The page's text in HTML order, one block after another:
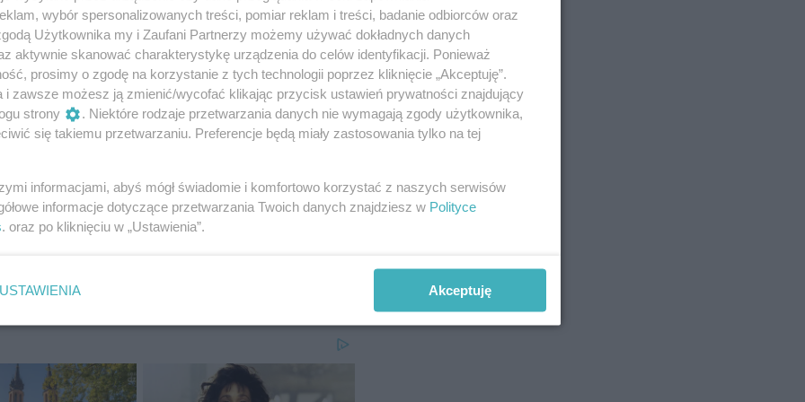
– czasem warto przepracować też z pozoru
o tym, że czujesz się samotnie, nawet gdy
kontaktu z ludźmi, często płaczesz lub masz
pomoże Ci rozwiązać problem u źródła. Jeśli od
dobry moment, by zacząć rozmawiać z
gabinecie.
wybór spersonalizowanych treści, pomiar reklam i treści, badanie odbiorców oraz
Użytkownika my i Zaufani Partnerzy możemy używać dokładnych danych
aktywnie skanować charakterystykę urządzenia do celów identyfikacji. Ponieważ
prosimy o zgodę na korzystanie z tych technologii poprzez kliknięcie „Akceptuję”.
i zawsze możesz ją zmienić/wycofać klikając przycisk ustawień prywatności znajdujący
strony
. Niektóre rodzaje przetwarzania danych nie wymagają zgody użytkownika,
się takiemu przetwarzaniu. Preferencje będą miały zastosowania tylko na tej
informacjami, abyś mógł świadomie i komfortowo korzystać z naszych serwisów
informacje dotyczące przetwarzania Twoich danych znajdziesz w Polityce
. oraz po kliknięciu w „Ustawienia”.
USTAWIENIA Akceptuję